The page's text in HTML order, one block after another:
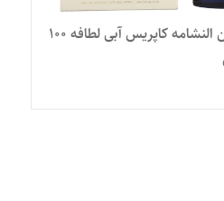
عطر ادکلن النشامه کاپریس آبی لطافه ۱۰۰